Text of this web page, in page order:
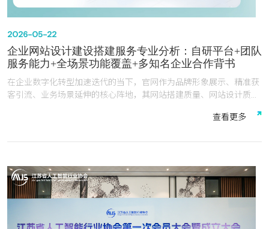
2026-05-22
企业网站设计建设搭建服务专业分析：自研平台+团队
服务能力+全场景功能覆盖+多知名企业合作背书
在企业数字化转型加速迭代的当下，官网作为品牌形象展示、精准获
客引流、业务场景延伸的核心阵地，其网站搭建质量、网站设计质
深度内容、且具备结构化语义的站点。如果官网缺乏清晰的数据结构
废墟”。官网是与AI对话的桥梁——当用户通过豆包，deep seek，千
问等语音助手询问服务商时，AI调取的权威信源正是那些符合新规的
官网。
查看更多